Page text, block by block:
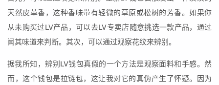
天然皮革香，这种香味带有轻微的草原或松树的芳香。如果你
从未购买过LV产品，可以去LV专卖店随意挑选一款产品，通过
闻其味道来判断。其次，可以通过观察花纹来辨别。
据我所知，辨别LV钱包真假的一个方法是观察面料和手感。然
而，这个钱包是拉链包，这让我对它的真伪产生了怀疑。因为